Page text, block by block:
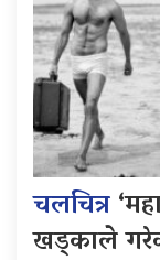
चलचित्र
खड्काले